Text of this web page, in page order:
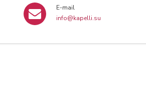
E-mail
info@kapelli.su